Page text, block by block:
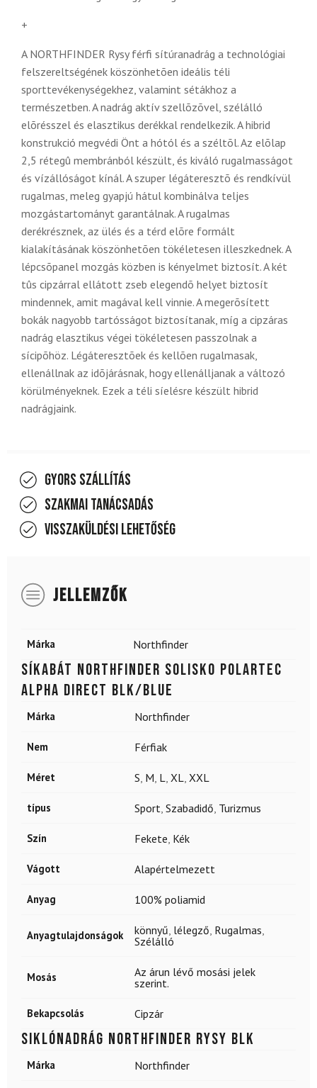
+
A NORTHFINDER Rysy férfi sítúranadrág a technológiai
felszereltségének köszönhetõen ideális téli
sporttevékenységekhez, valamint sétákhoz a
természetben. A nadrág aktív szellõzõvel, szélálló
elõrésszel és elasztikus derékkal rendelkezik. A hibrid
konstrukció megvédi Önt a hótól és a széltõl. Az elõlap
2,5 rétegû membránból készült, és kiváló rugalmasságot
és vízállóságot kínál. A szuper légáteresztõ és rendkívül
rugalmas, meleg gyapjú hátul kombinálva teljes
mozgástartományt garantálnak. A rugalmas
derékrésznek, az ülés és a térd elõre formált
kialakításának köszönhetõen tökéletesen illeszkednek. A
lépcsõpanel mozgás közben is kényelmet biztosít. A két
tûs cipzárral ellátott zseb elegendõ helyet biztosít
mindennek, amit magával kell vinnie. A megerõsített
bokák nagyobb tartósságot biztosítanak, míg a cipzáras
nadrág elasztikus végei tökéletesen passzolnak a
sícipõhöz. Légáteresztõek és kellõen rugalmasak,
ellenállnak az idõjárásnak, hogy ellenálljanak a változó
körülményeknek. Ezek a téli síelésre készült hibrid
nadrágjaink.
Gyors szállítás
Szakmai tanácsadás
Visszaküldési lehetőség
JELLEMZŐK
Márka Northfinder
Síkabát NORTHFINDER Solisko Polartec
Alpha direct Blk/Blue
Márka Northfinder
Nem Férfiak
Méret S, M, L, XL, XXL
típus Sport, Szabadidő, Turizmus
Szín Fekete, Kék
Vágott Alapértelmezett
Anyag 100% poliamid
Anyagtulajdonságok könnyű, lélegző, Rugalmas,
Szélálló
Mosás
Az árun lévő mosási jelek
szerint.
Bekapcsolás Cipzár
Siklónadrág NORTHFINDER Rysy Blk
Márka Northfinder